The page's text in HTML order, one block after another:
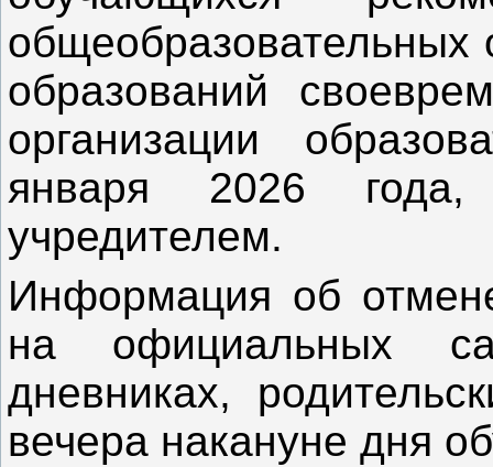
общеобразовательных
образований
организации
января 2026
учредителем.
Информация об
на официальных
дневниках,
вечера накануне дня